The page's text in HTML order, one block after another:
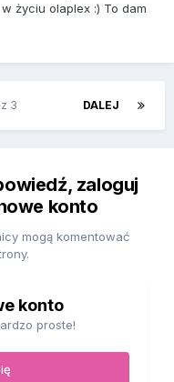
życiu olaplex :) To dam
DALEJ
3
zaloguj
konto
mogą komentować
konto
proste!